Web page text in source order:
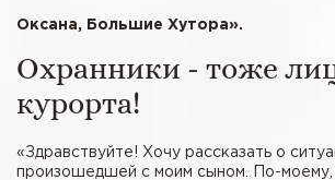
Оксана, Большие Хутора».
Охранники - тоже
курорта!
«Здравствуйте! Хочу рассказать о
произошедшей с моим сыном. По-моему,